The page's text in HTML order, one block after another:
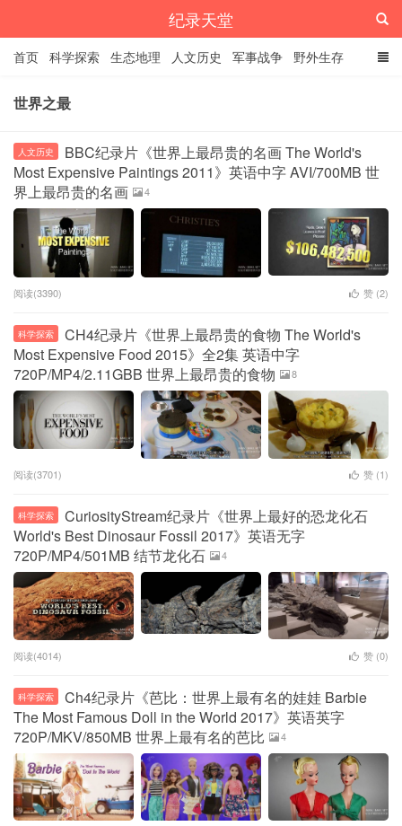
纪录天堂
首页 科学探索 生态地理 人文历史 军事战争 野外生存
经典纪录
世界之最
人文历史
BBC纪录片《世界上最昂贵的名画 The World's
Most Expensive Paintings 2011》英语中字 AVI/700MB 世
界上最昂贵的名画
4
阅读(3390) 赞 (2)
科学探索
CH4纪录片《世界上最昂贵的食物 The World's
Most Expensive Food 2015》全2集 英语中字
720P/MP4/2.11GBB 世界上最昂贵的食物
8
阅读(3701) 赞 (1)
科学探索
CuriosityStream纪录片《世界上最好的恐龙化石
World's Best Dinosaur Fossil 2017》英语无字
720P/MP4/501MB 结节龙化石
4
阅读(4014) 赞 (0)
科学探索
Ch4纪录片《芭比：世界上最有名的娃娃 Barbie
The Most Famous Doll in the World 2017》英语英字
720P/MKV/850MB 世界上最有名的芭比
4